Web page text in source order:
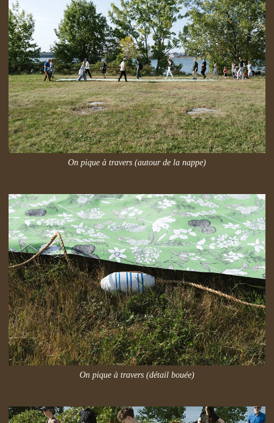
On pique à travers (autour de la nappe)
On pique à travers (détail bouée)